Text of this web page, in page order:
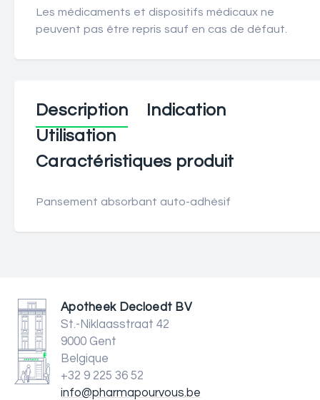
Les médicaments et dispositifs médicaux ne
peuvent pas être repris sauf en cas de défaut.
Description
Indication
Utilisation
Caractéristiques produit
Pansement absorbant auto-adhésif
Apotheek Decloedt BV
St.-Niklaasstraat 42
9000 Gent
Belgique
+32 9 225 36 52
info@pharmapourvous.be